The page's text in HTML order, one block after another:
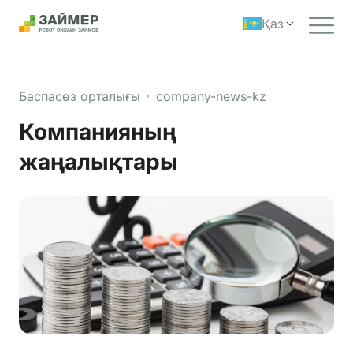
Қаз
Баспасөз орталығы company-news-kz
Компанияның
жаңалықтары